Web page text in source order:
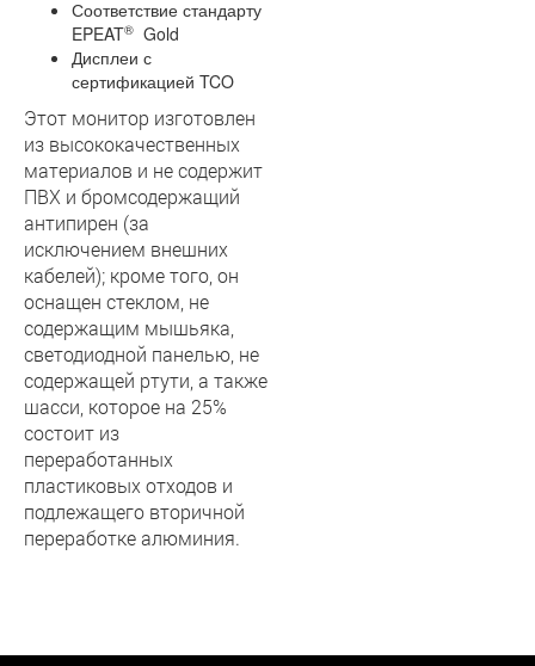
Соответствие стандарту
EPEAT® Gold
Дисплеи с
сертификацией TCO
Этот монитор изготовлен
из высококачественных
материалов и не содержит
ПВХ и бромсодержащий
антипирен (за
исключением внешних
кабелей); кроме того, он
оснащен стеклом, не
содержащим мышьяка,
светодиодной панелью, не
содержащей ртути, а также
шасси, которое на 25%
состоит из
переработанных
пластиковых отходов и
подлежащего вторичной
переработке алюминия.